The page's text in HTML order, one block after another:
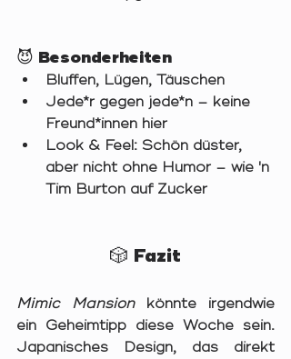
😈 Besonderheiten
Bluffen, Lügen, Täuschen
Jede*r gegen jede*n – keine
Freund*innen hier
Look & Feel: Schön düster,
aber nicht ohne Humor – wie 'n
Tim Burton auf Zucker
🎲 Fazit
Mimic Mansion könnte irgendwie
ein Geheimtipp diese Woche sein.
Japanisches Design, das direkt